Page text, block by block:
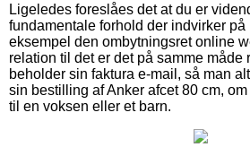
Ligeledes foreslåes det at du er
fundamentale forhold der indvirker på
eksempel den ombytningsret online
relation til det er det på samme måde
beholder sin faktura e-mail, så man
sin bestilling af Anker afcet 80 cm,
til en voksen eller et barn.